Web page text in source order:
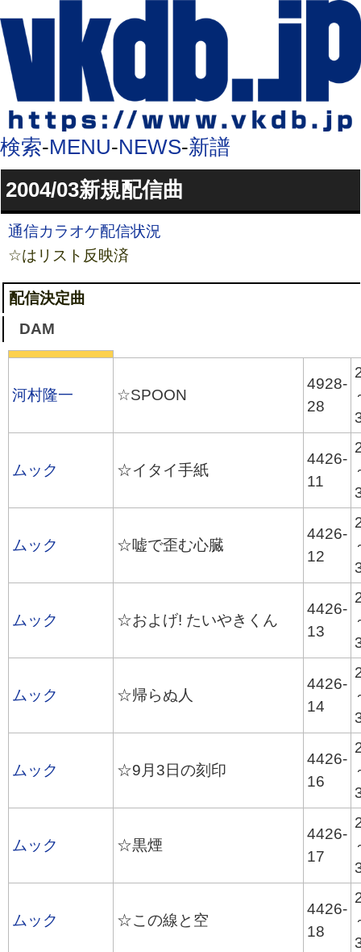
検索-MENU-NEWS-新譜
2004/03新規配信曲
通信カラオケ配信状況
☆はリスト反映済
配信決定曲
DAM
河村隆一 ☆SPOON
4928-
28
ムック ☆イタイ手紙
4426-
11
ムック ☆嘘で歪む心臓
4426-
12
ムック ☆およげ! たいやきくん
4426-
13
ムック ☆帰らぬ人
4426-
14
ムック ☆9月3日の刻印
4426-
16
ムック ☆黒煙
4426-
17
ムック ☆この線と空
4426-
18